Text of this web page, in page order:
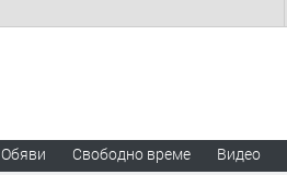
Обяви Свободно време Видео